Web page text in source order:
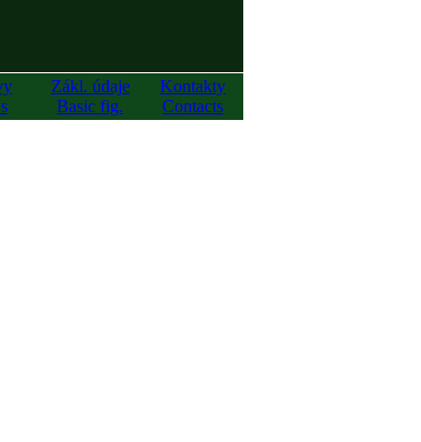
Zákl. údaje
Basic fig.
Kontakty
Contacts